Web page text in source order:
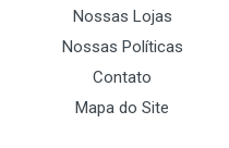
Nossas Lojas
Nossas Políticas
Contato
Mapa do Site